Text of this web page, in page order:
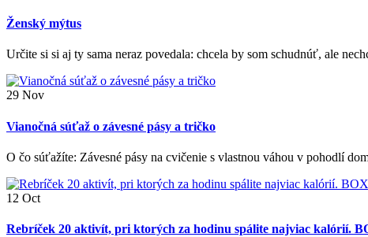
Ženský mýtus
Určite si si aj ty sama neraz povedala: chcela by som schudnúť, ale
29 Nov
Vianočná súťaž o závesné pásy a tričko
O čo súťažíte: Závesné pásy na cvičenie s vlastnou váhou v pohodlí
12 Oct
Rebríček 20 aktivít, pri ktorých za hodinu spálite najviac kalórií.